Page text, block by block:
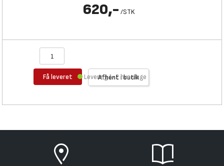
620,- /STK
Få leveret Afhent i butik
Levering 1-2 hverdage